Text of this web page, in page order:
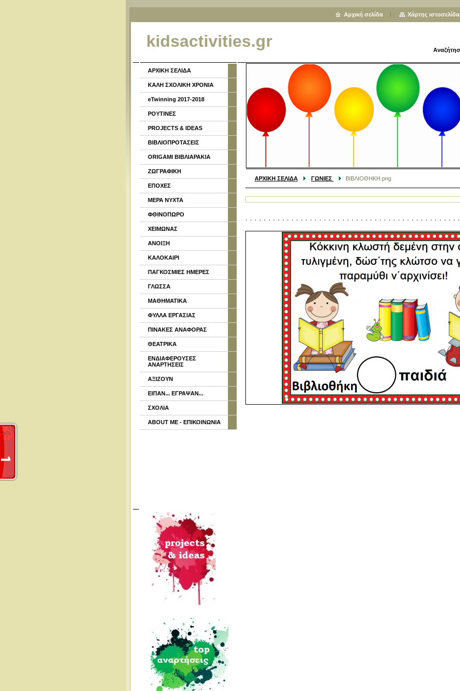
kidsactivities.gr
ΑΡΧΙΚΗ ΣΕΛΙΔΑ ΓΩΝΙΕΣ ΒΙΒΛΙΟΘΗΚΗ.png
ΑΡΧΙΚΗ ΣΕΛΙΔΑ
ΚΑΛΗ ΣΧΟΛΙΚΗ ΧΡΟΝΙΑ
eTwinning 2017-2018
ΡΟΥΤΙΝΕΣ
PROJECTS & IDEAS
ΒΙΒΛΙΟΠΡΟΤΑΣΕΙΣ
ORIGAMI ΒΙΒΛΙΑΡΑΚΙΑ
ΖΩΓΡΑΦΙΚΗ
ΕΠΟΧΕΣ
ΜΕΡΑ ΝΥΧΤΑ
ΦΘΙΝΟΠΩΡΟ
ΧΕΙΜΩΝΑΣ
ΑΝΟΙΞΗ
ΚΑΛΟΚΑΙΡΙ
ΠΑΓΚΟΣΜΙΕΣ ΗΜΕΡΕΣ
ΓΛΩΣΣΑ
ΜΑΘΗΜΑΤΙΚΑ
ΦΥΛΛΑ ΕΡΓΑΣΙΑΣ
ΠΙΝΑΚΕΣ ΑΝΑΦΟΡΑΣ
ΘΕΑΤΡΙΚΑ
ΕΝΔΙΑΦΕΡΟΥΣΕΣ
ΑΝΑΡΤΗΣΕΙΣ
ΑΞΙΖΟΥΝ
ΕΙΠΑΝ... ΕΓΡΑΨΑΝ...
ΣΧΟΛΙΑ
ABOUT ME - ΕΠΙΚΟΙΝΩΝΙΑ
Αρχική σελίδα Χάρτης